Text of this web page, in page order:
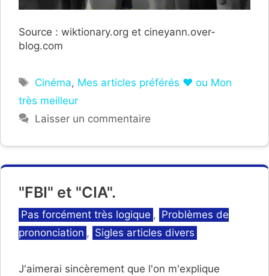
Source : wiktionary.org et cineyann.over-
blog.com
Étiquettes
Cinéma, Mes articles préférés ❤ ou Mon
très meilleur
Laisser un commentaire
"FBI" et "CIA".
Catégories
Pas forcément très logique , Problèmes de
prononciation , Sigles articles divers
J'aimerai sincèrement que l'on m'explique